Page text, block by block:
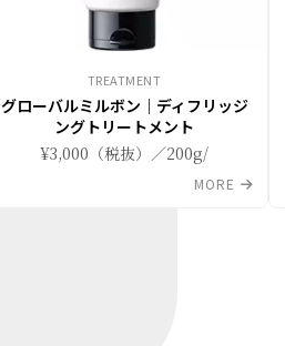
TREATMENT
グローバルミルボン｜ディフリッジ
ングトリートメント
¥3,000（税抜）／200g/
MORE